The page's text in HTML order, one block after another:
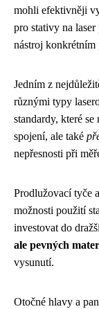
mohli efektivněji
pro stativy na
nástroj konkrétním
Jedním z
různými typy
standardy, které
spojení, ale také
nepřesnosti při
Prodlužovací tyče
možnosti použití
investovat do
ale pevných
vysunutí.
Otočné hlavy a